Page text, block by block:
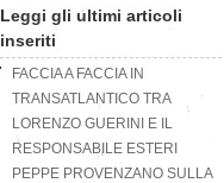
Leggi gli ultimi articoli
inseriti
FACCIA A FACCIA IN
TRANSATLANTICO TRA
LORENZO GUERINI E IL
RESPONSABILE ESTERI
PEPPE PROVENZANO SULLA